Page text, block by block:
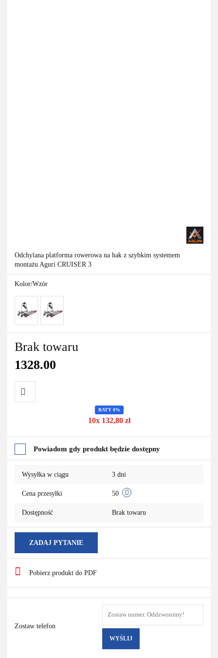
Odchylana platforma rowerowa na hak z szybkim systemem
montażu Aguri CRUISER 3
Kolor/Wzór
Brak towaru
1328.00
RATY 0%
10x 132,80 zł
Powiadom gdy produkt będzie dostępny
Wysyłka w ciągu 3 dni
Cena przesyłki 50
Dostępność Brak towaru
ZADAJ PYTANIE
Pobierz produkt do PDF
Zostaw telefon
WYŚLIJ